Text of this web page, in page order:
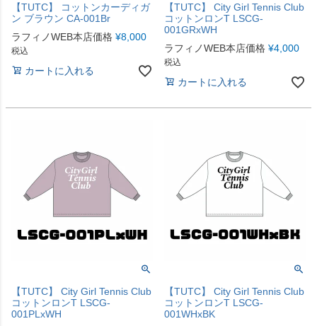
【TUTC】 コットンカーディガ
ン ブラウン CA-001Br
ラフィノWEB本店価格 ¥8,000
税込
カートに入れる
【TUTC】 City Girl Tennis Club
コットンロンT LSCG-
001GRxWH
ラフィノWEB本店価格 ¥4,000
税込
カートに入れる
【TUTC】 City Girl Tennis Club
コットンロンT LSCG-
001PLxWH
【TUTC】 City Girl Tennis Club
コットンロンT LSCG-
001WHxBK